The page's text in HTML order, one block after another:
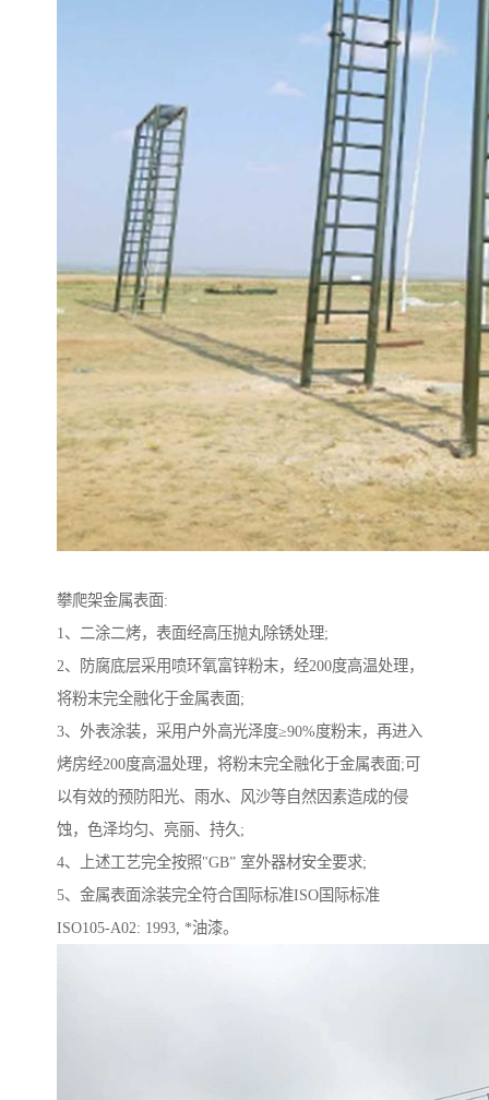
攀爬架金属表面:
1、二涂二烤，表面经高压抛丸除锈处理;
2、防腐底层采用喷环氧富锌粉末，经200度高温处理，
将粉末完全融化于金属表面;
3、外表涂装，采用户外高光泽度≥90%度粉末，再进入
烤房经200度高温处理，将粉末完全融化于金属表面;可
以有效的预防阳光、雨水、风沙等自然因素造成的侵
蚀，色泽均匀、亮丽、持久;
4、上述工艺完全按照"GB” 室外器材安全要求;
5、金属表面涂装完全符合国际标准ISO国际标准
ISO105-A02: 1993, *油漆。